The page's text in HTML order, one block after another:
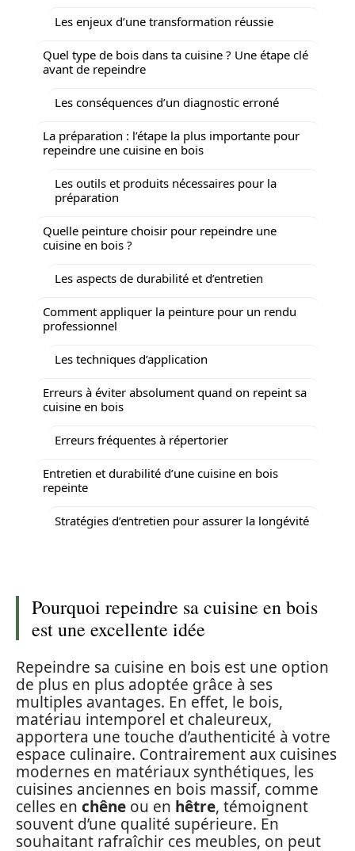
Les enjeux d’une transformation réussie
Quel type de bois dans ta cuisine ? Une étape clé
avant de repeindre
Les conséquences d’un diagnostic erroné
La préparation : l’étape la plus importante pour
repeindre une cuisine en bois
Les outils et produits nécessaires pour la
préparation
Quelle peinture choisir pour repeindre une
cuisine en bois ?
Les aspects de durabilité et d’entretien
Comment appliquer la peinture pour un rendu
professionnel
Les techniques d’application
Erreurs à éviter absolument quand on repeint sa
cuisine en bois
Erreurs fréquentes à répertorier
Entretien et durabilité d’une cuisine en bois
repeinte
Stratégies d’entretien pour assurer la longévité
Pourquoi repeindre sa cuisine en bois
est une excellente idée
Repeindre sa cuisine en bois est une option
de plus en plus adoptée grâce à ses
multiples avantages. En effet, le bois,
matériau intemporel et chaleureux,
apportera une touche d’authenticité à votre
espace culinaire. Contrairement aux cuisines
modernes en matériaux synthétiques, les
cuisines anciennes en bois massif, comme
celles en chêne ou en hêtre, témoignent
souvent d’une qualité supérieure. En
souhaitant rafraîchir ces meubles, on peut